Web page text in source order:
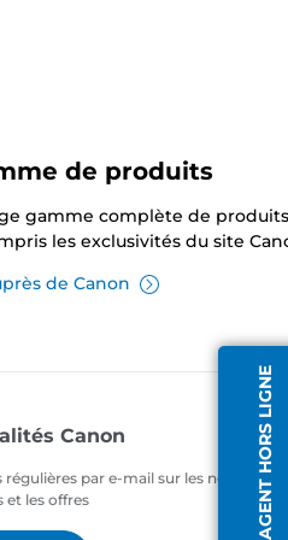
AGENT HORS LIGNE
de produits
gamme complète de
les exclusivités du site
de Canon
Canon
par e-mail sur les nouveaux
et les offres